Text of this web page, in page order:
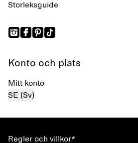
Storleksguide
Konto och plats
Mitt konto
SE (Sv)
Regler och villkor*